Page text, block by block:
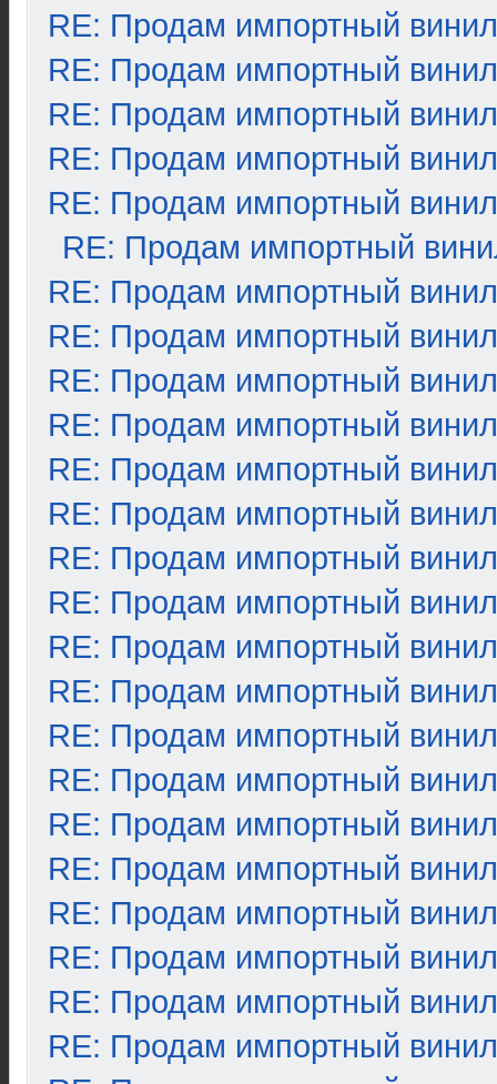
RE: Продам импортный винил
RE: Продам импортный винил
RE: Продам импортный винил
RE: Продам импортный винил
RE: Продам импортный винил
RE: Продам импортный
RE: Продам импортный винил
RE: Продам импортный винил
RE: Продам импортный винил
RE: Продам импортный винил
RE: Продам импортный винил
RE: Продам импортный винил
RE: Продам импортный винил
RE: Продам импортный винил
RE: Продам импортный винил
RE: Продам импортный винил
RE: Продам импортный винил
RE: Продам импортный винил
RE: Продам импортный винил
RE: Продам импортный винил
RE: Продам импортный винил
RE: Продам импортный винил
RE: Продам импортный винил
RE: Продам импортный винил